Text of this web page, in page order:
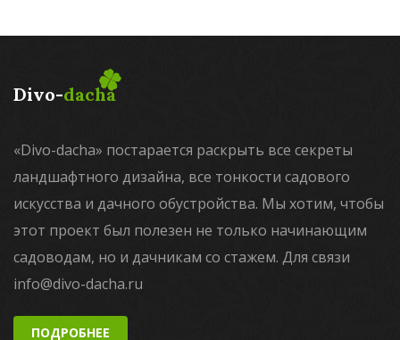
Divo-dacha
«Divo-dacha» постарается раскрыть все секреты
ландшафтного дизайна, все тонкости садового
искусства и дачного обустройства. Мы хотим, чтобы
этот проект был полезен не только начинающим
садоводам, но и дачникам со стажем. Для связи
info@divo-dacha.ru
ПОДРОБНЕЕ